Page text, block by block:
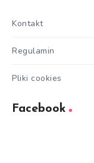
Kontakt
Regulamin
Pliki cookies
Facebook